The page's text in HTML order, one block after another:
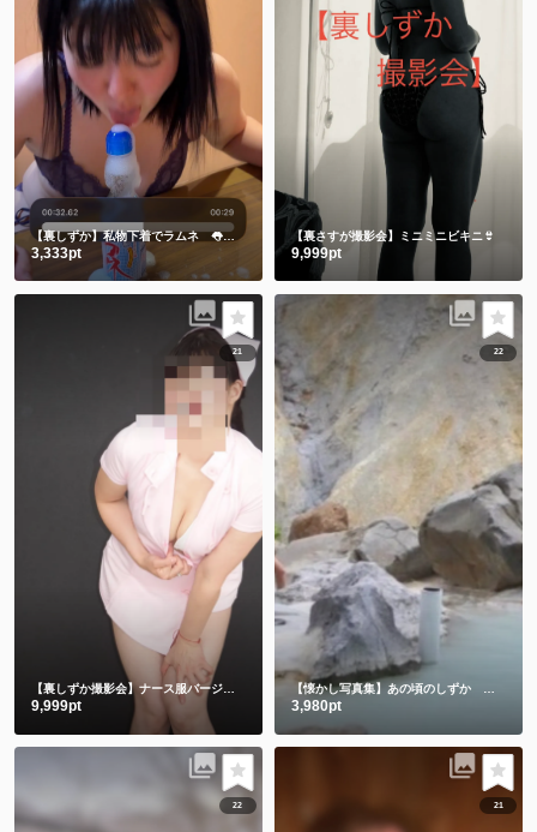
【裏しずか】私物下着でラムネ 👅舌でお迎え👅
3,333pt
【裏さすが撮影会】ミニミニビキニ👙
9,999pt
21
【裏しずか撮影会】ナース服バージョン
9,999pt
22
【懐かし写真集】あの頃のしずか 昔も今もみんなありがとう💕
3,980pt
22 21